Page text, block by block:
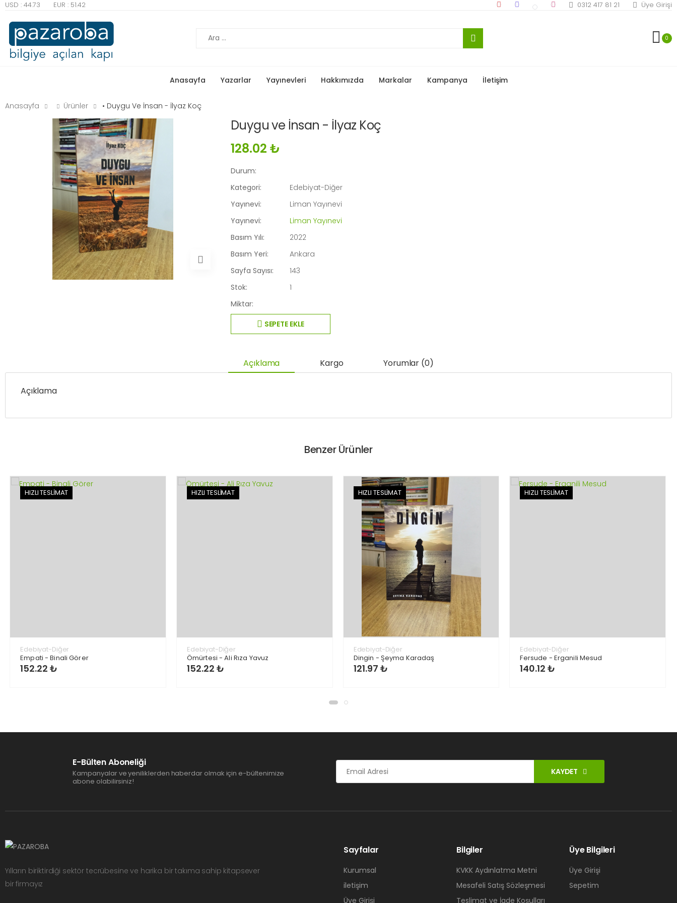
USD : 44.73 EUR : 51.42 0312 417 81 21 Üye Girişi
0
Anasayfa Yazarlar Yayınevleri Hakkımızda Markalar Kampanya İletişim
Anasayfa Ürünler • Duygu Ve İnsan - İlyaz Koç
Duygu ve İnsan - İlyaz Koç
128.02 ₺
Durum:
Kategori:
Edebiyat-Diğer
Yayınevi:
Liman Yayınevi
Yayınevi:
Liman Yayınevi
Basım Yılı:
2022
Basım Yeri:
Ankara
Sayfa Sayısı:
143
Stok:
1
Miktar:
SEPETE EKLE
Açıklama Kargo Yorumlar (0)
Açıklama
Benzer Ürünler
HIZLI TESLİMAT
Edebiyat-Diğer
Empati - Binali Görer
152.22 ₺
HIZLI TESLİMAT
Edebiyat-Diğer
Ömürtesi - Ali Rıza Yavuz
152.22 ₺
HIZLI TESLİMAT
Edebiyat-Diğer
Dingin - Şeyma Karadaş
121.97 ₺
HIZLI TESLİMAT
Edebiyat-Diğer
Fersude - Erganili Mesud
140.12 ₺
E-Bülten Aboneliği
Kampanyalar ve yeniliklerden haberdar olmak için e-bültenimize
abone olabilirsiniz!
KAYDET
Yılların biriktirdiği sektör tecrübesine ve harika bir takıma sahip kitapsever
bir firmayız
Sayfalar
Kurumsal
iletişim
Üye Girişi
Bilgiler
KVKK Aydınlatma Metni
Mesafeli Satış Sözleşmesi
Teslimat ve İade Koşulları
Üye Bilgileri
Üye Girişi
Sepetim